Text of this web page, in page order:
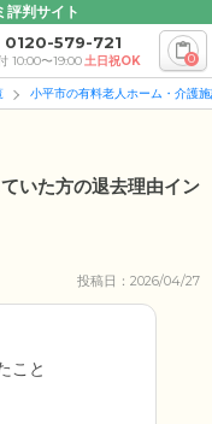
評判サイト
0120-579-721
10:00〜19:00土日祝OK 0
小平市の有料老人ホーム・介護
いた方の退去理由イン
投稿日：2026/04/27
こと